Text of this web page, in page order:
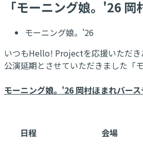
「モーニング娘。'26
モーニング娘。'26
いつもHello! Projectを応援いただき
公演延期とさせていただきました「
モーニング娘。'26 岡村ほまれバー
日程 会場